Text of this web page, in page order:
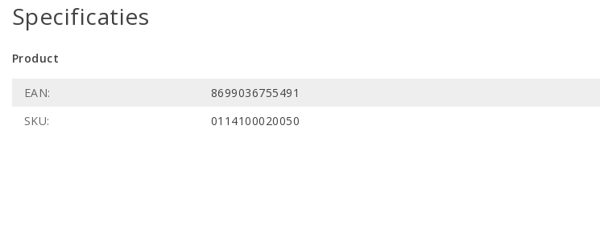
Specificaties
Product
EAN:
8699036755491
SKU:
0114100020050